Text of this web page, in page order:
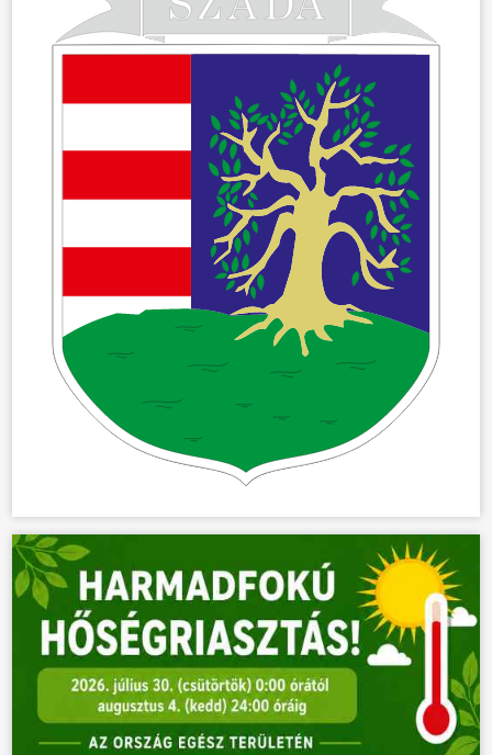
ÖNKORMÁNYZAT
ÜGYINTÉZÉS
KÖZÖSSÉG
VÁLASZTÁSOK